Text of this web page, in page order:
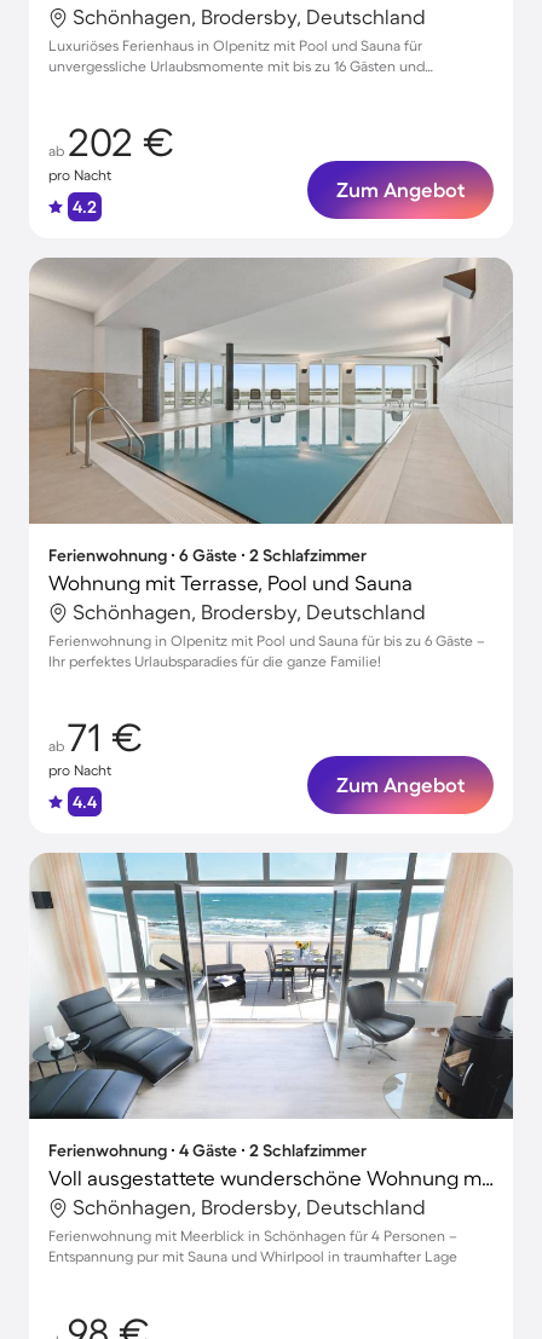
Schönhagen, Brodersby, Deutschland
Luxuriöses Ferienhaus in Olpenitz mit Pool und Sauna für
unvergessliche Urlaubsmomente mit bis zu 16 Gästen und
ab 202 €
pro Nacht
4.2
Zum Angebot
Ferienwohnung ∙ 6 Gäste ∙ 2 Schlafzimmer
Wohnung mit Terrasse, Pool und Sauna
Schönhagen, Brodersby, Deutschland
Ferienwohnung in Olpenitz mit Pool und Sauna für bis zu 6 Gäste –
Ihr perfektes Urlaubsparadies für die ganze Familie!
ab 71 €
pro Nacht
4.4
Zum Angebot
Ferienwohnung ∙ 4 Gäste ∙ 2 Schlafzimmer
Voll ausgestattete wunderschöne Wohnung mit Sauna, Grill und Terrasse | Wasserblick | Neben dem Strand
Schönhagen, Brodersby, Deutschland
Ferienwohnung mit Meerblick in Schönhagen für 4 Personen –
Entspannung pur mit Sauna und Whirlpool in traumhafter Lage